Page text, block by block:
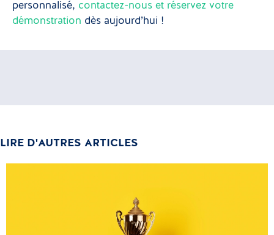
personnalisé, contactez-nous et réservez votre
démonstration dès aujourd’hui !
LIRE D'AUTRES ARTICLES